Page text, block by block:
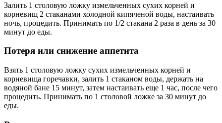
Залить 1 столовую ложку измельченных сухих корней и
корневищ 2 стаканами холодной кипяченой воды, настаивать
ночь, процедить. Принимать по 1/2 стакана 2 раза в день за 30
минут до еды.
Потеря или снижение аппетита
Взять 1 столовую ложку сухих измельченных корней и
корневища горечавки, залить 1 стаканом воды, держать на
водяной бане 15 минут, затем настаивать еще 1 час, после чего
процедить. Принимать по 1 столовой ложке за 30 минут до
еды.